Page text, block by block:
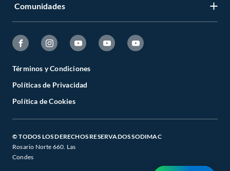
Comunidades
Términos y Condiciones
Políticas de Privacidad
Política de Cookies
© TODOS LOS DERECHOS RESERVADOS SODIMAC
Rosario Norte 660. Las
Condes